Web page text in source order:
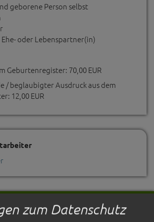
geborene Person selbst
oder Lebenspartner(in)
Geburtenregister: 70,00 EUR
/ beglaubigter Ausdruck aus dem
12,00 EUR
zum Datenschutz